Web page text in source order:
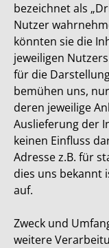
bezeichnet als
Nutzer
könnten sie die
jeweiligen
für die
bemühen uns,
deren jeweilige
Auslieferung der
keinen Einfluss
Adresse z.B. für
dies uns bekannt
auf.
Zweck und
weitere